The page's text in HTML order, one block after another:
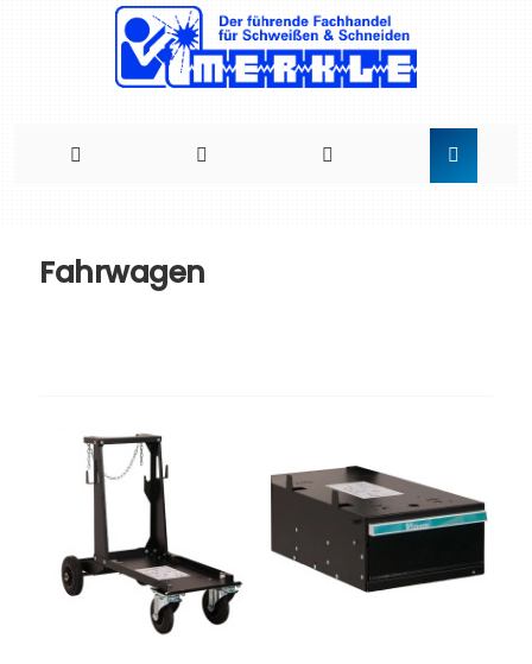
zumFahrwagen